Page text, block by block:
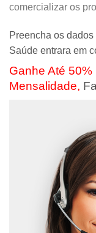
comercializar os
Preencha os
Saúde entrara em
Ganhe Até
Mensalidade,